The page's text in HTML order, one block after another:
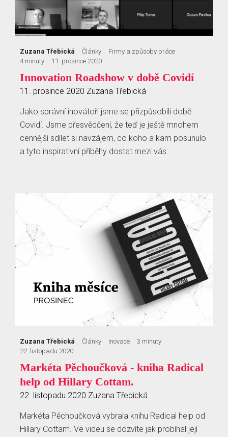
Zuzana Třebická Články
Firmy a způsoby práce
4 minuty
11. prosince 2020
Innovation Roadshow v době Covidí
11. prosince 2020 Zuzana Třebická
Jako správní inovátoři jsme se přizpůsobili době
Covidí. Jsme přesvědčení, že teď je ještě mnohem
cennější sdílet si navzájem, co koho a kam posunulo
a tyto inspirativní příběhy dostat mezi vás.
Zuzana Třebická Články Inovace
3 minuty
22. listopadu 2020
Markéta Pěchoučková - kniha Radical
help od Hillary Cottam.
22. listopadu 2020 Zuzana Třebická
Markéta Pěchoučková vybrala knihu Radical help od
Hillary Cottam. Ve videu se dozvíte jak probíhal její